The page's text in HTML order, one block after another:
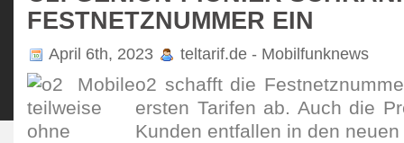
FESTNETZNUMMER EIN
April 6th, 2023 teltarif.de - Mobilfunknews
o2 schafft die
ersten Tarifen ab. Auch die
Kunden entfallen in den neuen